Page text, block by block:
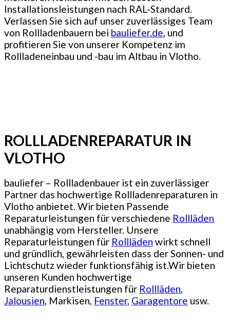
Installationsleistungen nach RAL-Standard.
Verlassen Sie sich auf unser zuverlässiges Team
von Rollladenbauern bei bauliefer.de, und
profitieren Sie von unserer Kompetenz im
Rollladeneinbau und -bau im Altbau in Vlotho.
ROLLLADENREPARATUR IN
VLOTHO
bauliefer – Rollladenbauer ist ein zuverlässiger
Partner das hochwertige Rollladenreparaturen in
Vlotho anbietet. Wir bieten Passende
Reparaturleistungen für verschiedene Rollläden
unabhängig vom Hersteller. Unsere
Reparaturleistungen für Rollläden wirkt schnell
und gründlich, gewährleisten dass der Sonnen- und
Lichtschutz wieder funktionsfähig ist.Wir bieten
unseren Kunden hochwertige
Reparaturdienstleistungen für Rollläden,
Jalousien, Markisen, Fenster, Garagentore usw.